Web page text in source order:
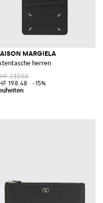
mit Kalbslederdetails
MARGIELA
herren
233.50
198.48
-15%